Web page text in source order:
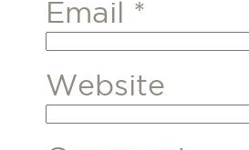
Email *
Website